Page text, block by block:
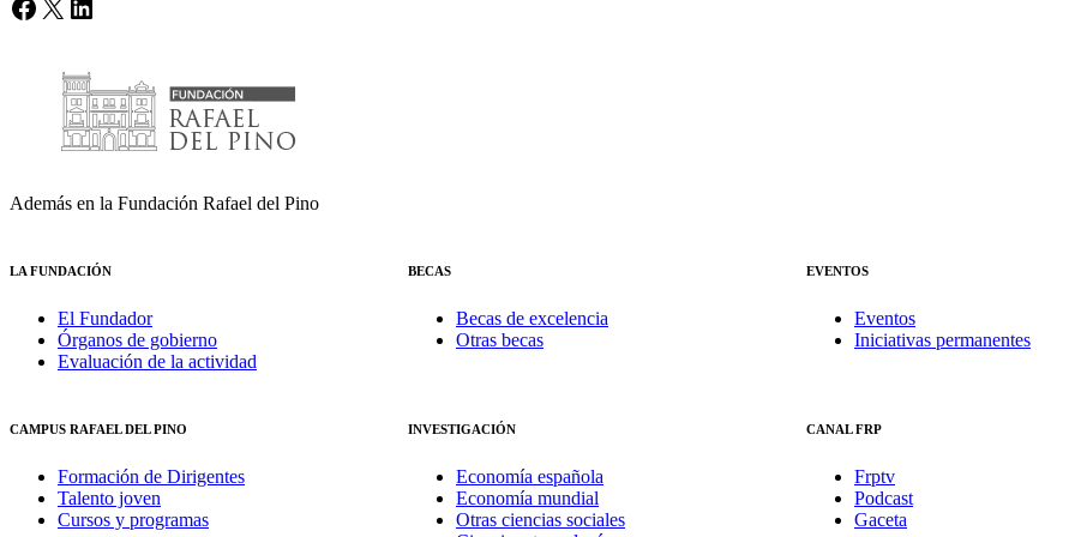
Además en la Fundación Rafael del Pino
LA FUNDACIÓN
El Fundador
Órganos de gobierno
Evaluación de la actividad
BECAS
Becas de excelencia
Otras becas
EVENTOS
Eventos
Iniciativas permanentes
CAMPUS RAFAEL DEL PINO
Formación de Dirigentes
Talento joven
Cursos y programas
INVESTIGACIÓN
Economía española
Economía mundial
Otras ciencias sociales
CANAL FRP
Frptv
Podcast
Gaceta